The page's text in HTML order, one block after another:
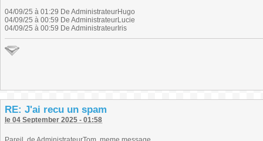
04/09/25 à 01:29 De AdministrateurHugo
04/09/25 à 00:59 De AdministrateurLucie
04/09/25 à 00:59 De AdministrateurIris
RE: J'ai recu un spam
le 04 September 2025 - 01:58